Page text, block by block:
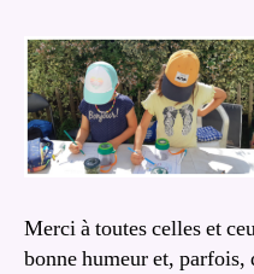
Merci à toutes celles et
bonne humeur et, parfois,